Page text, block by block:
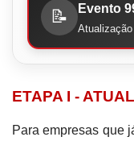
📝 Evento
ETAPA I -
Para empresas que